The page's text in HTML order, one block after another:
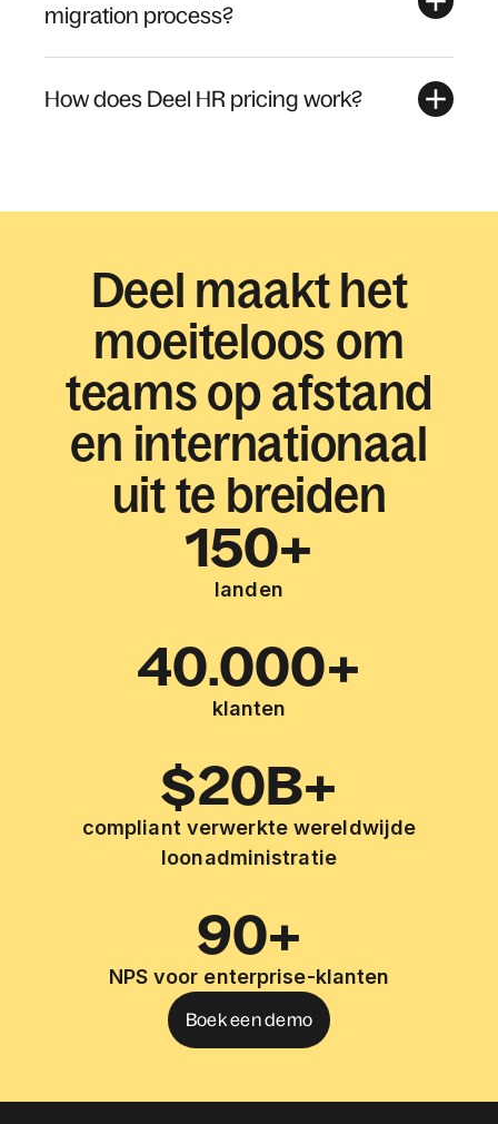
migration process?
How does Deel HR pricing work?
Deel maakt het
moeiteloos om
teams op afstand
en internationaal
uit te breiden
150+
landen
40.000+
klanten
$20B+
compliant verwerkte wereldwijde
loonadministratie
90+
NPS voor enterprise-klanten
Boek een demo